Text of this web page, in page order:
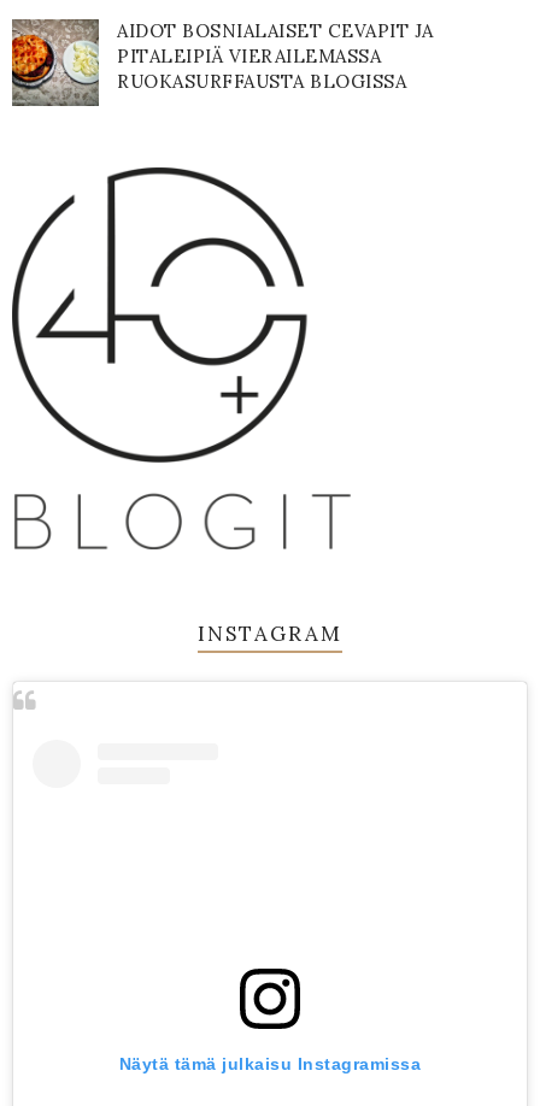
AIDOT BOSNIALAISET CEVAPIT JA
PITALEIPIÄ VIERAILEMASSA
RUOKASURFFAUSTA BLOGISSA
INSTAGRAM
Näytä tämä julkaisu Instagramissa